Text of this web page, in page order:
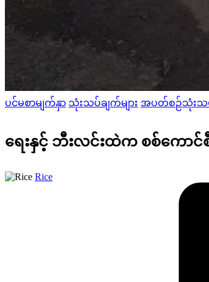
Posted
in
ပင်မစာမျက်နှာ သုံးသပ်ချက်များ အပတ်စဉ်သုံးသပ်
ရေးနှင့် ဘီးလင်းထဲက စစ်ကောင်
Posted Rice